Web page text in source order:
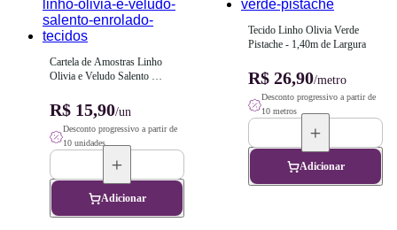
Cartela de Amostras Linho
Olivia e Veludo Salento
R$ 15,90/un
Desconto progressivo a partir de
10 unidades
Adicionar
Tecido Linho Olivia Verde
Pistache - 1,40m de Largura
R$ 26,90/metro
Desconto progressivo a partir de
10 metros
Adicionar